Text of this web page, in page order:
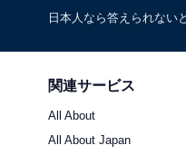
日本人なら答えられない
関連サービス
All About
All About Japan